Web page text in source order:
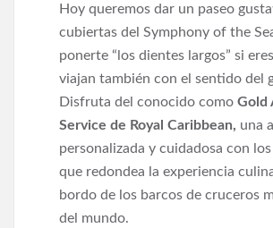
Hoy queremos dar un paseo
cubiertas del Symphony of the
ponerte “los dientes largos” si
viajan también con el sentido del
Disfruta del conocido como Gold
Service de Royal Caribbean, una
personalizada y cuidadosa con
que redondea la experiencia
bordo de los barcos de cruceros
del mundo.